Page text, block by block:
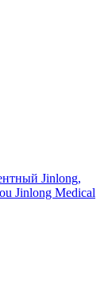
Jinlong,
Jinlong Medical